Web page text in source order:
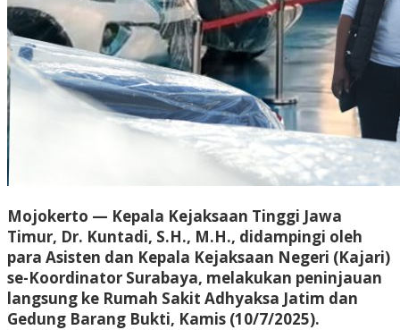
Mojokerto — Kepala Kejaksaan Tinggi Jawa
Timur, Dr. Kuntadi, S.H., M.H., didampingi oleh
para Asisten dan Kepala Kejaksaan Negeri (Kajari)
se-Koordinator Surabaya, melakukan peninjauan
langsung ke Rumah Sakit Adhyaksa Jatim dan
Gedung Barang Bukti, Kamis (10/7/2025).